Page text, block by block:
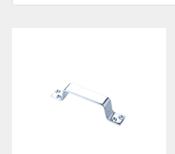
RVS V2A / A2 [ AISI 304/02 ]